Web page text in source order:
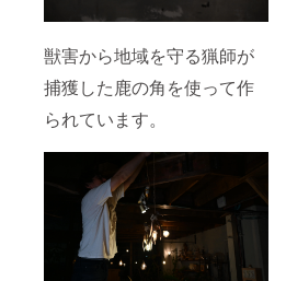
獣害から地域を守る猟師が
捕獲した鹿の角を使って作
られています。